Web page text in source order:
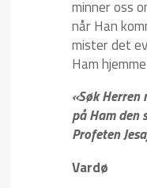
minner oss
når Han
mister det
Ham
«Søk Herren
på Ham den
Profeten
Vardø